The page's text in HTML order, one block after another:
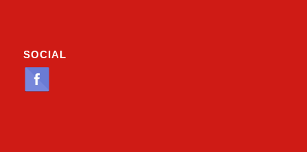
SOCIAL